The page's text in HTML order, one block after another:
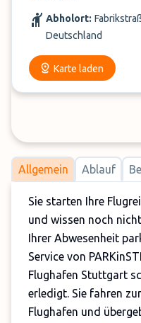
Abholort:
Deutschland
Karte laden
Allgemein Ablauf
Sie starten Ihre
und wissen noch
Ihrer Abwesenheit
Service von
Flughafen Stuttgart
erledigt. Sie fahren
Flughafen und